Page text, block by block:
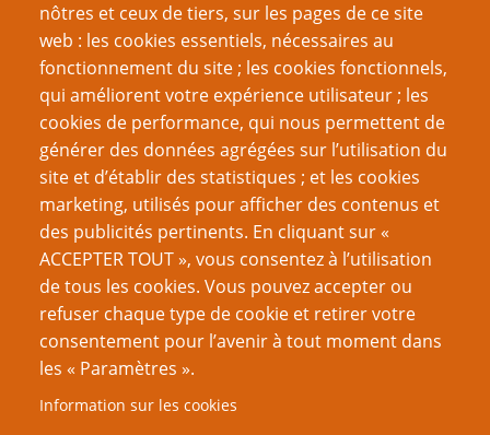
Partie V : Être Tsundere pour de
vrai
Une clarification rapide mais vitale :
Toute cette technique est nommée d’après lastructure
d’un dialogue de Tsundere, pas d’après sa personnalité.
Lorsque je parle de Surface, Feinte, Révélation, Accroche
et Enjeu, je parle d’une méthode pour décrire un
monde à plusieurs niveaux.On n’attend pas de vous
que vous rougissiez, que vous appeliez vos joueurs des
idiots, ou que vous cachiez des cookies faits-maison
nôtres et ceux de tiers, sur les pages de ce site
web : les cookies essentiels, nécessaires au
fonctionnement du site ; les cookies fonctionnels,
qui améliorent votre expérience utilisateur ; les
cookies de performance, qui nous permettent de
générer des données agrégées sur l’utilisation du
site et d’établir des statistiques ; et les cookies
marketing, utilisés pour afficher des contenus et
des publicités pertinents. En cliquant sur «
ACCEPTER TOUT », vous consentez à l’utilisation
de tous les cookies. Vous pouvez accepter ou
refuser chaque type de cookie et retirer votre
consentement pour l’avenir à tout moment dans
les « Paramètres ».
Information sur les cookies